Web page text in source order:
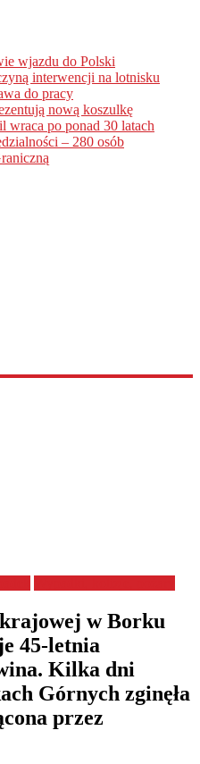
wjazdu do Polski
interwencji na lotnisku
do pracy
nową koszulkę
po ponad 30 latach
– 280 osób
krajowej w Borku
45-letnia
Kilka dni
Górnych zginęła
przez